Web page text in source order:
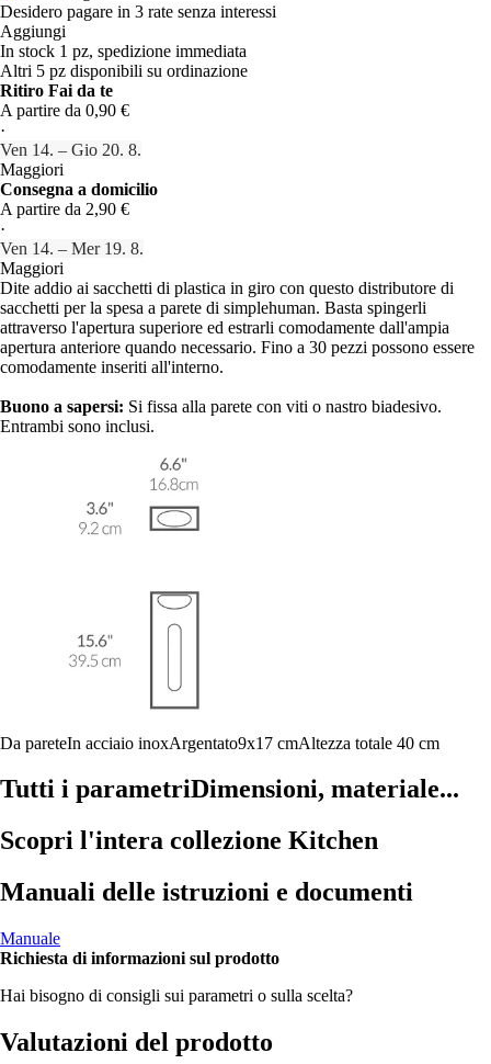
Desidero pagare in 3 rate senza interessi
Aggiungi
In stock 1 pz, spedizione immediata
Altri 5 pz disponibili su ordinazione
Ritiro Fai da te
A partire da 0,90 €
·
Ven 14. – Gio 20. 8.
Maggiori
Consegna a domicilio
A partire da 2,90 €
·
Ven 14. – Mer 19. 8.
Maggiori
Dite addio ai sacchetti di plastica in giro con questo distributore di
sacchetti per la spesa a parete di simplehuman. Basta spingerli
attraverso l'apertura superiore ed estrarli comodamente dall'ampia
apertura anteriore quando necessario. Fino a 30 pezzi possono essere
comodamente inseriti all'interno.
Buono a sapersi: Si fissa alla parete con viti o nastro biadesivo.
Entrambi sono inclusi.
Da pareteIn acciaio inoxArgentato9x17 cmAltezza totale 40 cm
Tutti i parametriDimensioni, materiale...
Scopri l'intera collezione Kitchen
Manuali delle istruzioni e documenti
Manuale
Richiesta di informazioni sul prodotto
Hai bisogno di consigli sui parametri o sulla scelta?
Valutazioni del prodotto